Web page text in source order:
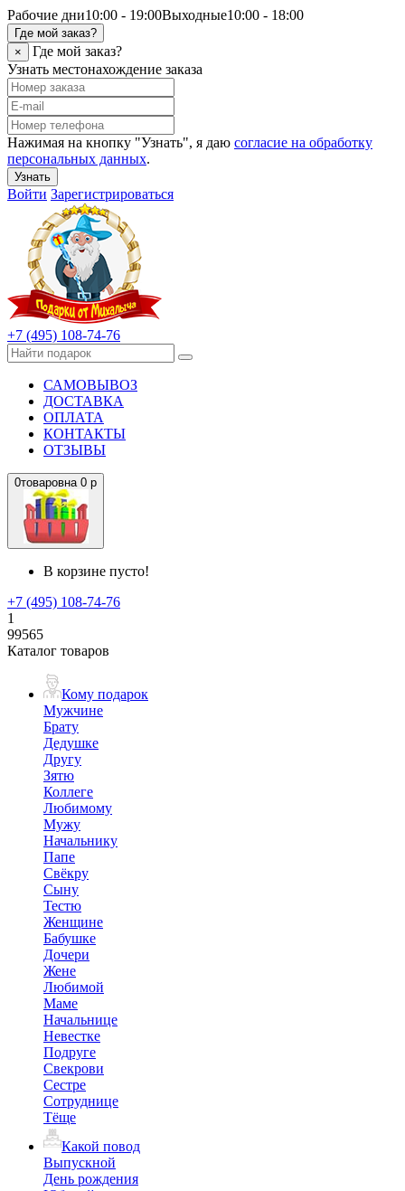
Рабочие дни10:00 - 19:00Выходные10:00 - 18:00
Где мой заказ?
×
Где мой заказ?
Узнать местонахождение заказа
Нажимая на кнопку "Узнать", я даю согласие на обработку
персональных данных.
Узнать
Войти Зарегистрироваться
+7 (495) 108-74-76
САМОВЫВОЗ
ДОСТАВКА
ОПЛАТА
КОНТАКТЫ
ОТЗЫВЫ
0товаровна 0 р
В корзине пусто!
+7 (495) 108-74-76
1
99565
Каталог товаров
Кому подарок
Мужчине
Брату
Дедушке
Другу
Зятю
Коллеге
Любимому
Мужу
Начальнику
Папе
Свёкру
Сыну
Тестю
Женщине
Бабушке
Дочери
Жене
Любимой
Маме
Начальнице
Невестке
Подруге
Свекрови
Сестре
Сотруднице
Тёще
Какой повод
Выпускной
День рождения